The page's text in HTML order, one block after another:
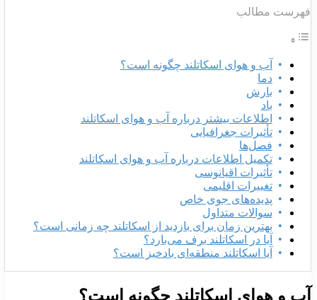
مطالب
آب و هوای اسکاتلند چگونه است؟
دما
بارش
باد
اطلاعات بیشتر درباره آب و هوای اسکاتلند
تأثیرات جغرافیایی
فصل‌ها
تکمیل اطلاعات درباره آب و هوای اسکاتلند
تأثیرات اقیانوسی
تغییرات اقلیمی
پدیده‌های جوی خاص
سوالات متداول
بهترین زمان برای بازدید از اسکاتلند چه زمانی است؟
آیا در اسکاتلند برف می‌بارد؟
آیا اسکاتلند منطقه‌ای بادخیز است؟
و هوای اسکاتلند چگونه است؟